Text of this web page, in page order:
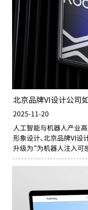
北京品牌VI设计公司
2025-11-20
人工智能与机器人产业
形象设计、北京品牌VI设
升级为“为机器人注入可
代快、同质化严重的行业